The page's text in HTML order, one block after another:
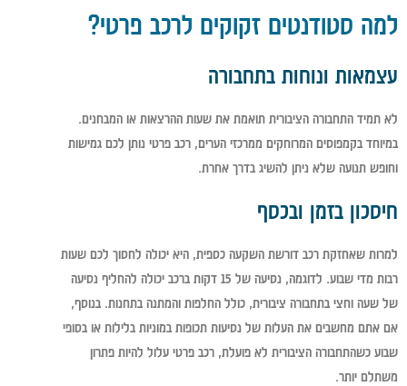
למה סטודנטים זקוקים לרכב פרטי?
עצמאות ונוחות בתחבורה
לא תמיד התחבורה הציבורית תואמת את שעות ההרצאות או המבחנים.
במיוחד בקמפוסים המרוחקים ממרכזי הערים, רכב פרטי נותן לכם גמישות
וחופש תנועה שלא ניתן להשיג בדרך אחרת.
חיסכון בזמן ובכסף
למרות שאחזקת רכב דורשת השקעה כספית, היא יכולה לחסוך לכם שעות
רבות מדי שבוע. לדוגמה, נסיעה של 15 דקות ברכב יכולה להחליף נסיעה
של שעה וחצי בתחבורה ציבורית, כולל החלפות והמתנה בתחנות. בנוסף,
אם אתם מחשבים את העלות של נסיעות תכופות במוניות בלילות או בסופי
שבוע כשהתחבורה הציבורית לא פועלת, רכב פרטי עלול להיות פתרון
משתלם יותר.